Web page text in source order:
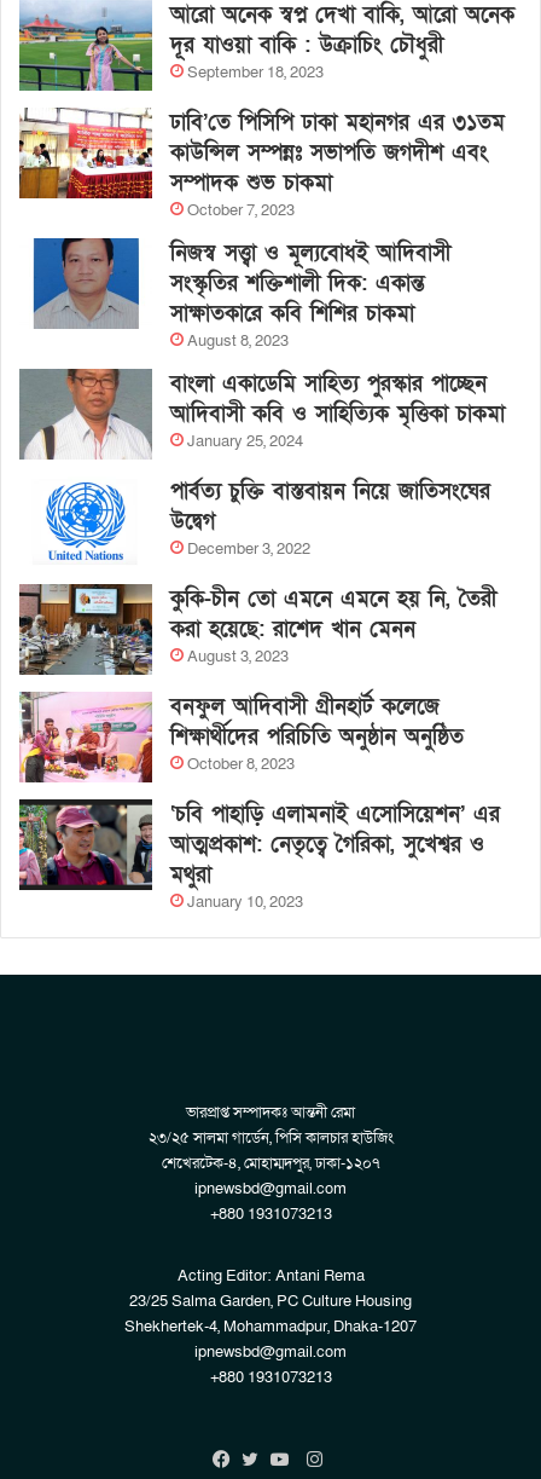
আরো অনেক স্বপ্ন দেখা বাকি, আরো অনেক
দূর যাওয়া বাকি : উক্রাচিং চৌধুরী
September 18, 2023
ঢাবি’তে পিসিপি ঢাকা মহানগর এর ৩১তম
কাউন্সিল সম্পন্নঃ সভাপতি জগদীশ এবং
সম্পাদক শুভ চাকমা
October 7, 2023
নিজস্ব সত্ত্বা ও মূল্যবোধই আদিবাসী
সংস্কৃতির শক্তিশালী দিক: একান্ত
সাক্ষাতকারে কবি শিশির চাকমা
August 8, 2023
বাংলা একাডেমি সাহিত্য পুরস্কার পাচ্ছেন
আদিবাসী কবি ও সাহিত্যিক মৃত্তিকা চাকমা
January 25, 2024
পার্বত্য চুক্তি বাস্তবায়ন নিয়ে জাতিসংঘের
উদ্বেগ
December 3, 2022
কুকি-চীন তো এমনে এমনে হয় নি, তৈরী
করা হয়েছে: রাশেদ খান মেনন
August 3, 2023
বনফুল আদিবাসী গ্রীনহার্ট কলেজে
শিক্ষার্থীদের পরিচিতি অনুষ্ঠান অনুষ্ঠিত
October 8, 2023
‘চবি পাহাড়ি এলামনাই এসোসিয়েশন’ এর
আত্মপ্রকাশ: নেতৃত্বে গৈরিকা, সুখেশ্বর ও
মথুরা
January 10, 2023
ভারপ্রাপ্ত সম্পাদকঃ আন্তনী রেমা
২৩/২৫ সালমা গার্ডেন, পিসি কালচার হাউজিং
শেখেরটেক-৪, মোহাম্মদপুর, ঢাকা-১২০৭
ipnewsbd@gmail.com
+880 1931073213
Acting Editor: Antani Rema
23/25 Salma Garden, PC Culture Housing
Shekhertek-4, Mohammadpur, Dhaka-1207
ipnewsbd@gmail.com
+880 1931073213
Instagram